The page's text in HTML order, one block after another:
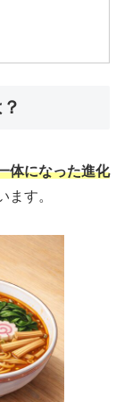
体になった進化
ます。